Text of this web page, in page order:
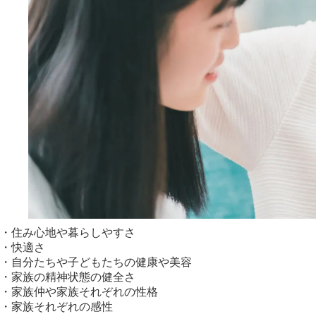
・住み心地や暮らしやすさ
・快適さ
・自分たちや子どもたちの健康や美容
・家族の精神状態の健全さ
・家族仲や家族それぞれの性格
・家族それぞれの感性